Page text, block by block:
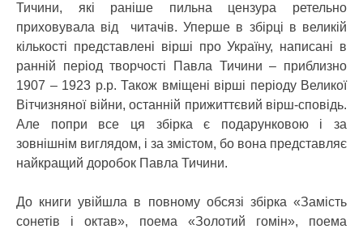
Тичини, які раніше пильна цензура ретельно
приховувала від читачів. Уперше в збірці в великій
кількості представлені вірші про Україну, написані в
ранній період творчості Павла Тичини – приблизно
1907 – 1923 р.р. Також вміщені вірші періоду Великої
Вітчизняної війни, останній прижиттєвий вірш-сповідь.
Але попри все ця збірка є подарунковою і за
зовнішнім виглядом, і за змістом, бо вона представляє
найкращий доробок Павла Тичини.
До книги увійшла в повному обсязі збірка «Замість
сонетів і октав», поема «Золотий гомін», поема